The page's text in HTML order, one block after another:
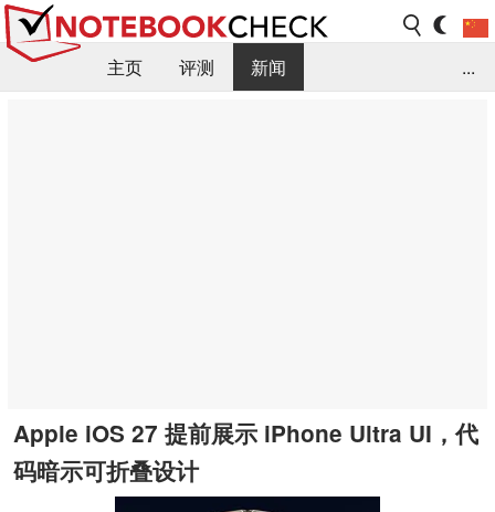
主页 评测
新闻
...
Apple iOS 27 提前展示 iPhone Ultra UI，代
码暗示可折叠设计